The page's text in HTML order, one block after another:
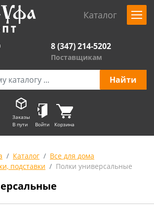
Каталог
8 (347) 214-5202
Поставщикам
Заказы
В пути
Войти Корзина
Каталог
Все для дома
подставки
Полки универсальные